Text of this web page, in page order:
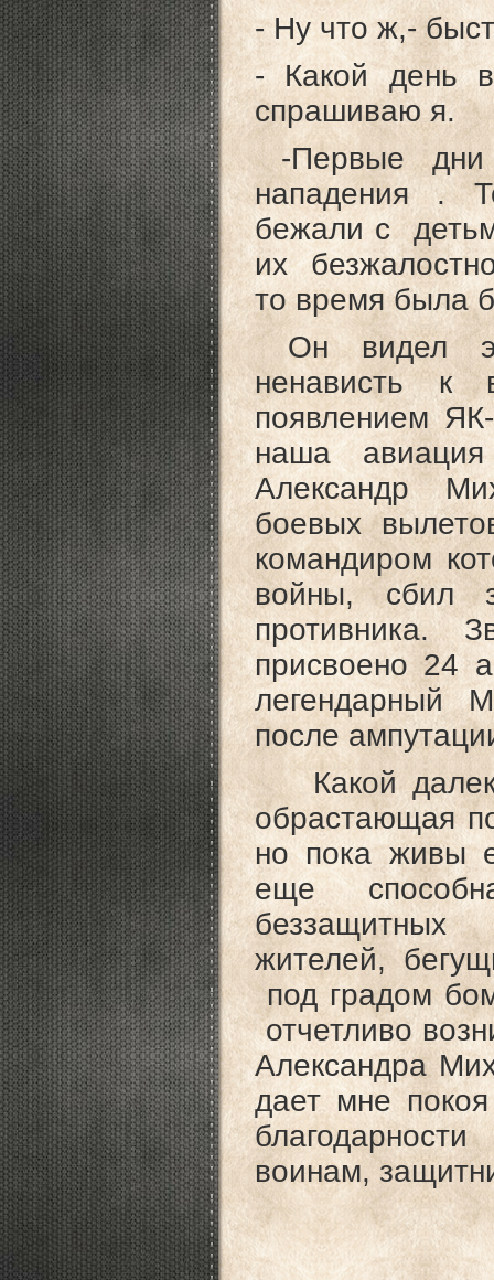
- Ну что ж,-
- Какой день
спрашиваю я.
-Первые дни
нападения .
бежали с
их
то время была
Он видел
ненависть к
появлением
наша
Александр
боевых
командиром
войны, сбил
противника.
присвоено 24
легендарный
после
Какой
обрастающая
но пока живы
еще
жителей,
под градом
отчетливо
Александра
дает мне
воинам,